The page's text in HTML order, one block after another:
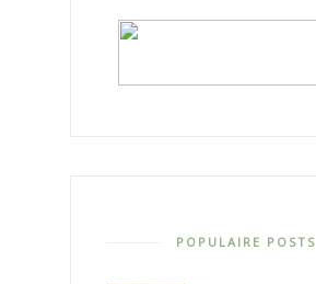
POPULAIRE POSTS